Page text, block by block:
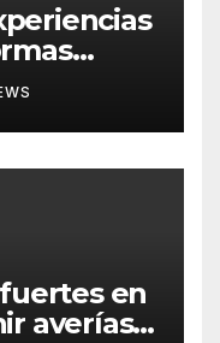
en
averías y